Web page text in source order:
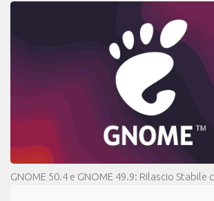
GNOME 50.4 e GNOME 49.9: Rilascio Stabile